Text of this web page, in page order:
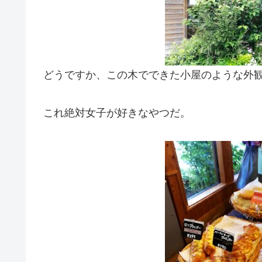
どうですか、この木でできた小屋のような外
これ絶対女子が好きなやつだ。